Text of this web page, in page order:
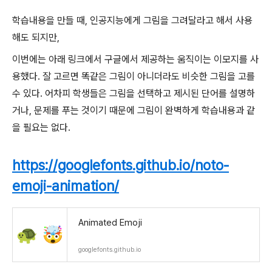
학습내용을 만들 때, 인공지능에게 그림을 그려달라고 해서 사용
해도 되지만,
이번에는 아래 링크에서 구글에서 제공하는 움직이는 이모지를 사
용했다. 잘 고르면 똑같은 그림이 아니더라도 비슷한 그림을 고를
수 있다. 어차피 학생들은 그림을 선택하고 제시된 단어를 설명하
거나, 문제를 푸는 것이기 때문에 그림이 완벽하게 학습내용과 같
을 필요는 없다.
https://googlefonts.github.io/noto-
emoji-animation/
Animated Emoji
googlefonts.github.io